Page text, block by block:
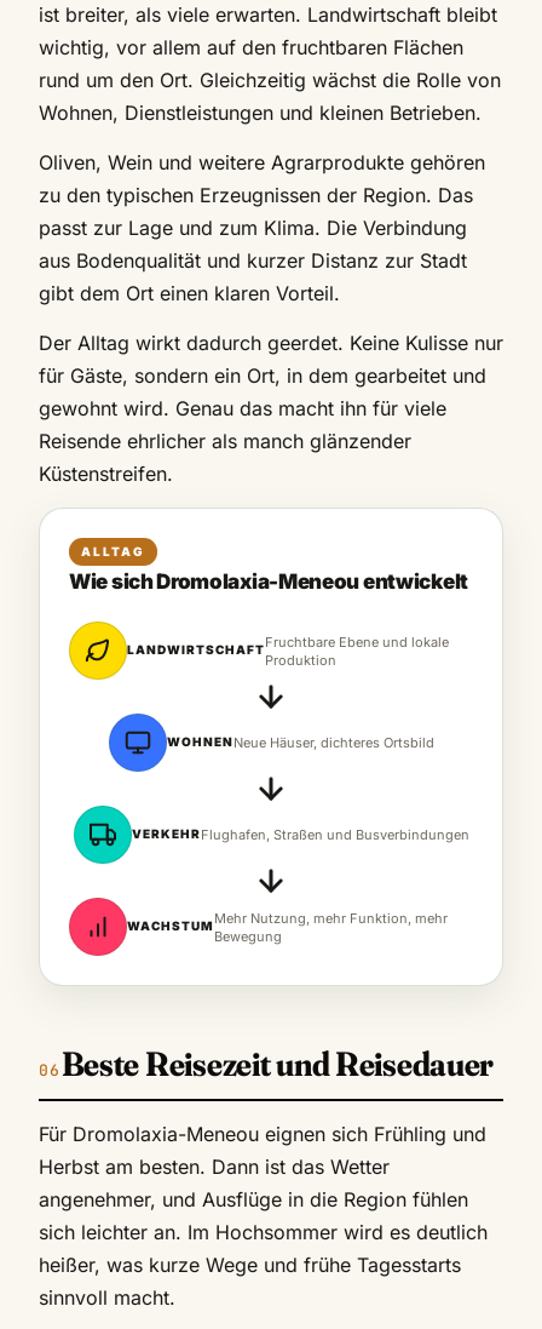
ist breiter, als viele erwarten. Landwirtschaft bleibt
wichtig, vor allem auf den fruchtbaren Flächen
rund um den Ort. Gleichzeitig wächst die Rolle von
Wohnen, Dienstleistungen und kleinen Betrieben.
Oliven, Wein und weitere Agrarprodukte gehören
zu den typischen Erzeugnissen der Region. Das
passt zur Lage und zum Klima. Die Verbindung
aus Bodenqualität und kurzer Distanz zur Stadt
gibt dem Ort einen klaren Vorteil.
Der Alltag wirkt dadurch geerdet. Keine Kulisse nur
für Gäste, sondern ein Ort, in dem gearbeitet und
gewohnt wird. Genau das macht ihn für viele
Reisende ehrlicher als manch glänzender
Küstenstreifen.
ALLTAG
Wie sich Dromolaxia-Meneou entwickelt
LANDWIRTSCHAFTFruchtbare Ebene und lokale
Produktion
WOHNENNeue Häuser, dichteres Ortsbild
VERKEHRFlughafen, Straßen und Busverbindungen
WACHSTUM Mehr Nutzung, mehr Funktion, mehr
Bewegung
Beste Reisezeit und Reisedauer
Für Dromolaxia-Meneou eignen sich Frühling und
Herbst am besten. Dann ist das Wetter
angenehmer, und Ausflüge in die Region fühlen
sich leichter an. Im Hochsommer wird es deutlich
heißer, was kurze Wege und frühe Tagesstarts
sinnvoll macht.